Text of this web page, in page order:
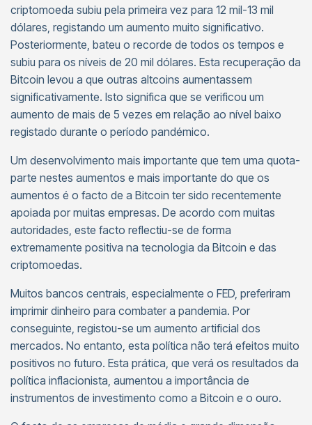
criptomoeda subiu pela primeira vez para 12 mil-13 mil
dólares, registando um aumento muito significativo.
Posteriormente, bateu o recorde de todos os tempos e
subiu para os níveis de 20 mil dólares. Esta recuperação da
Bitcoin levou a que outras altcoins aumentassem
significativamente. Isto significa que se verificou um
aumento de mais de 5 vezes em relação ao nível baixo
registado durante o período pandémico.
Um desenvolvimento mais importante que tem uma quota-
parte nestes aumentos e mais importante do que os
aumentos é o facto de a Bitcoin ter sido recentemente
apoiada por muitas empresas. De acordo com muitas
autoridades, este facto reflectiu-se de forma
extremamente positiva na tecnologia da Bitcoin e das
criptomoedas.
Muitos bancos centrais, especialmente o FED, preferiram
imprimir dinheiro para combater a pandemia. Por
conseguinte, registou-se um aumento artificial dos
mercados. No entanto, esta política não terá efeitos muito
positivos no futuro. Esta prática, que verá os resultados da
política inflacionista, aumentou a importância de
instrumentos de investimento como a Bitcoin e o ouro.